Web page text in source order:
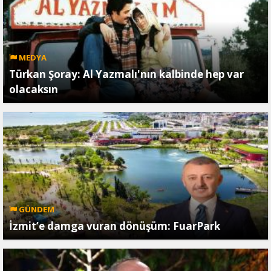
MEDYA
Türkan Şoray: Al Yazmalı'nın kalbinde hep var
olacaksın
GÜNDEM
İzmit’e damga vuran dönüşüm: FuarPark